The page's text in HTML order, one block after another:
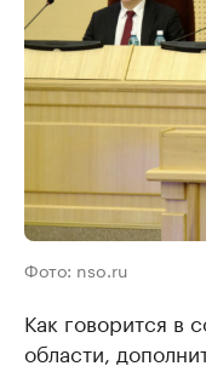
Фото: nso.ru
Как говорится в
области,